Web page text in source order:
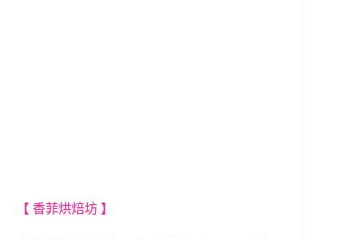
【 香菲烘焙坊 】